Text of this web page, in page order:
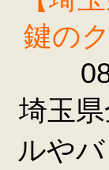
鍵の
埼玉
ルや